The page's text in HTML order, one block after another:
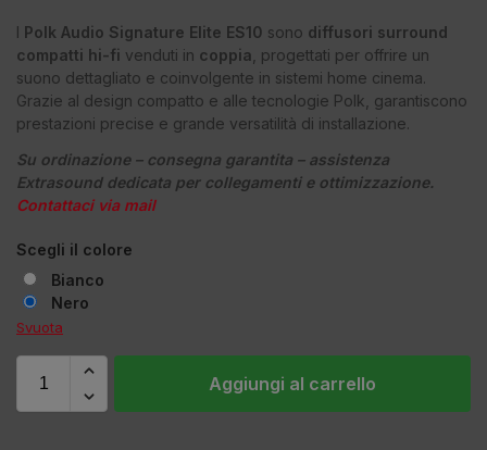
I Polk Audio Signature Elite ES10 sono diffusori surround
compatti hi-fi venduti in coppia , progettati per offrire un
suono dettagliato e coinvolgente in sistemi home cinema.
Grazie al design compatto e alle tecnologie Polk, garantiscono
prestazioni precise e grande versatilità di installazione.
Su ordinazione – consegna garantita – assistenza
Extrasound dedicata per collegamenti e ottimizzazione.
Contattaci via mail
Scegli il colore
Bianco
Nero
Svuota
Aggiungi al carrello